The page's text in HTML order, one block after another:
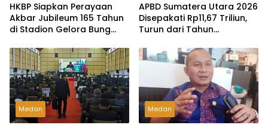
HKBP Siapkan Perayaan
Akbar Jubileum 165 Tahun
di Stadion Gelora Bung
APBD Sumatera Utara 2026
Disepakati Rp11,67 Triliun,
Turun dari Tahun
Medan Medan